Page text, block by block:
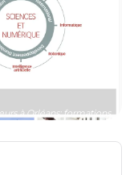
à Orléans: formations